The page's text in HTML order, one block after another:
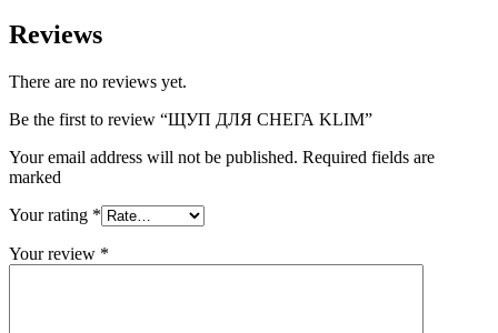
Reviews
There are no reviews yet.
Be the first to review “ЩУП ДЛЯ СНЕГА KLIM”
Your email address will not be published. Required fields are
marked
Your rating *
Your review *